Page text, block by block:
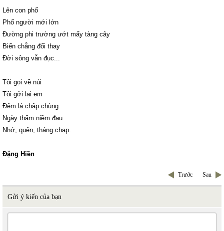
Lên con phố
Phố người mới lớn
Đường phi trường ướt mấy tàng cây
Biển chẳng đổi thay
Đời sông vẫn đục...
Tôi gọi về núi
Tôi gởi lại em
Đêm lá chập chùng
Ngày thấm niềm đau
Nhớ, quên, tháng chạp.
Đặng Hiền
Trước Sau
Gửi ý kiến của bạn